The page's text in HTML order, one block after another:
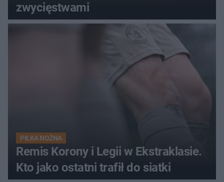
zwycięstwami
PIŁKA NOŻNA
Remis Korony i Legii w Ekstraklasie.
Kto jako ostatni trafił do siatki